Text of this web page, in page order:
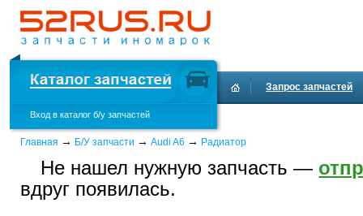
Вход в каталог б/у запчастей
Запрос запчастей
Главная → Б/У запчасти → Audi A6 → Радиатор
Не нашел нужную запчасть —
вдруг появилась.